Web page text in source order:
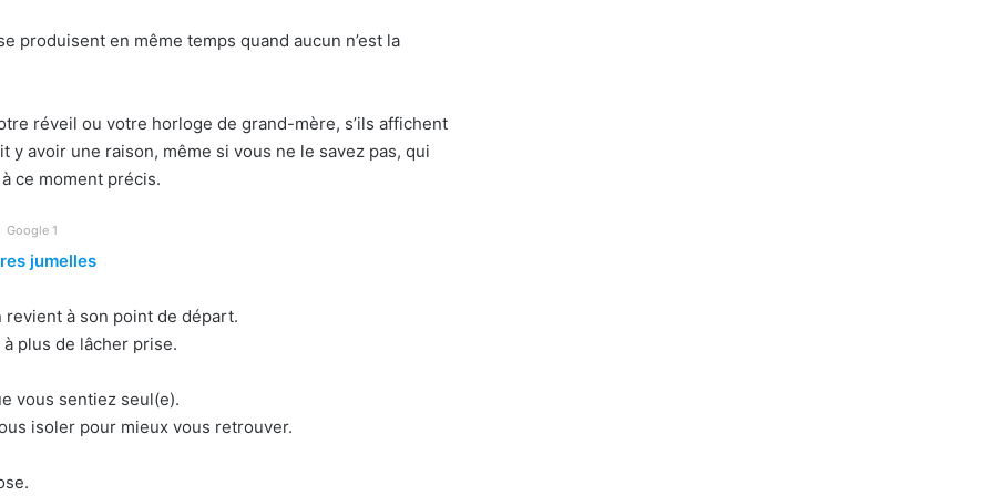
produisent en même temps quand aucun n’est la
réveil ou votre horloge de grand-mère, s’ils affichent
avoir une raison, même si vous ne le savez pas, qui
ce moment précis.
Google 1
jumelles
à son point de départ.
plus de lâcher prise.
vous sentiez seul(e).
isoler pour mieux vous retrouver.